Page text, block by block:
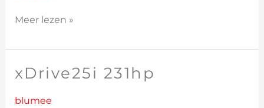
Meer lezen »
xDrive25i 231hp
blumee
xDrive25i